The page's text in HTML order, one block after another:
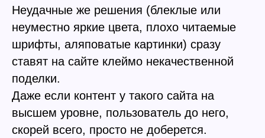
Неудачные же решения (блеклые или
неуместно яркие цвета, плохо читаемые
шрифты, аляповатые картинки) сразу
ставят на сайте клеймо некачественной
поделки.
Даже если контент у такого сайта на
высшем уровне, пользователь до него,
скорей всего, просто не доберется.